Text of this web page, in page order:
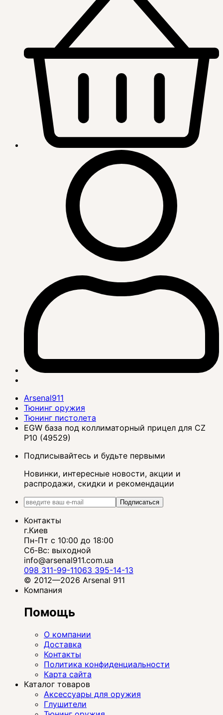
Arsenal911
Тюнинг оружия
Тюнинг пистолета
EGW база под коллиматорный прицел для CZ
P10 (49529)
Подписывайтесь и будьте первыми
Новинки, интересные новости, акции и
распродажи, скидки и рекомендации
Подписаться
Контакты
г.Киев
Пн-Пт с 10:00 до 18:00
Сб-Вс: выходной
info@arsenal911.com.ua
098 311-99-11063 395-14-13
© 2012—2026 Arsenal 911
Компания
Помощь
О компании
Доставка
Контакты
Политика конфиденциальности
Карта сайта
Каталог товаров
Аксессуары для оружия
Глушители